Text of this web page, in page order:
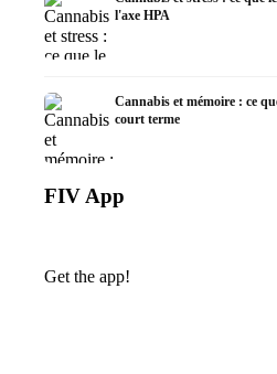
l'axe HPA
Cannabis et mémoire : ce
court terme
FIV App
Get the app!